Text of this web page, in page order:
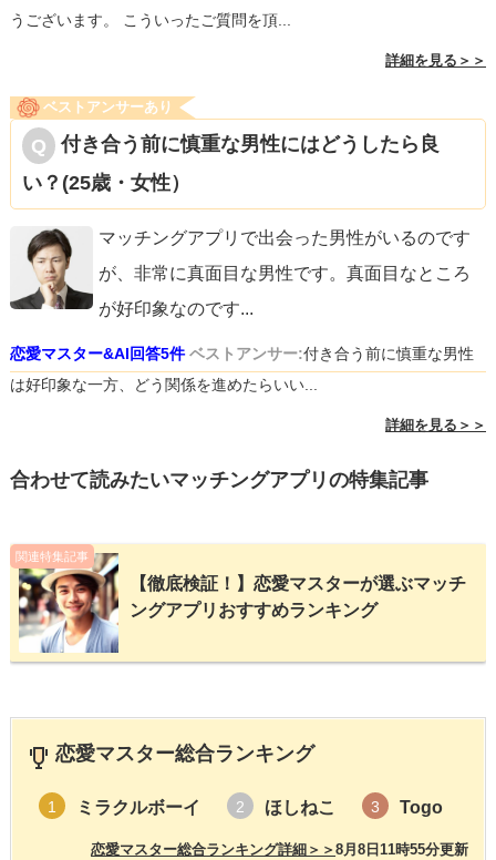
うございます。 こういったご質問を頂...
詳細を見る＞＞
ベストアンサーあり
付き合う前に慎重な男性にはどうしたら良
い？(25歳・女性）
マッチングアプリで出会った男性がいるのです
が、非常に真面目な男性です。真面目なところ
が好印象なのです...
恋愛マスター&AI回答5件 ベストアンサー:付き合う前に慎重な男性
は好印象な一方、どう関係を進めたらいい...
詳細を見る＞＞
合わせて読みたいマッチングアプリの特集記事
関連特集記事
【徹底検証！】恋愛マスターが選ぶマッチ
ングアプリおすすめランキング
恋愛マスター総合ランキング
1 ミラクルボーイ 2 ほしねこ 3 Togo
8月8日11時55分更新
恋愛マスター総合ランキング詳細＞＞